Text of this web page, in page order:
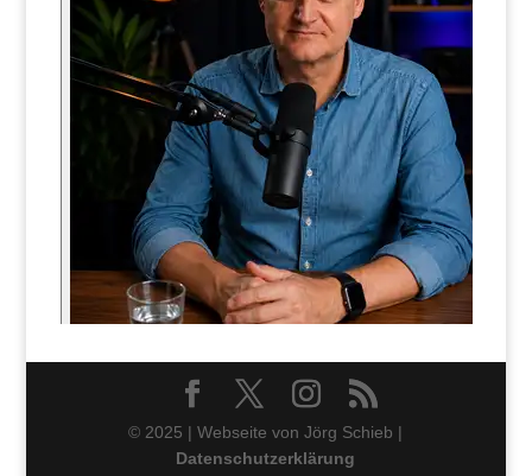
© 2025 | Webseite von Jörg Schieb |
Datenschutzerklärung